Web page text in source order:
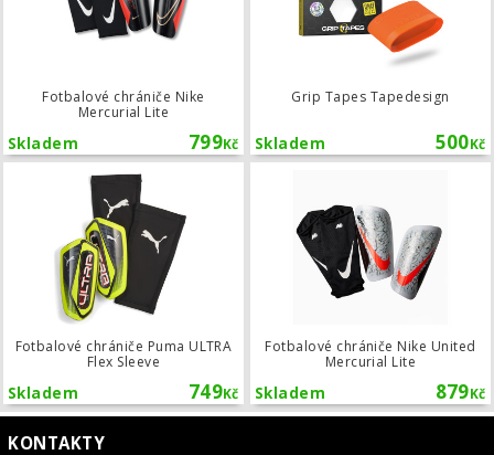
Fotbalové chrániče Nike
Mercurial Lite
799Kč
Skladem
Grip Tapes Tapedesign
500Kč
Skladem
Fotbalové chrániče Puma ULTRA
Flex Sleeve
749Kč
Skladem
Fotbalové chrániče Nike United
Mercurial Lite
879Kč
Skladem
KONTAKTY